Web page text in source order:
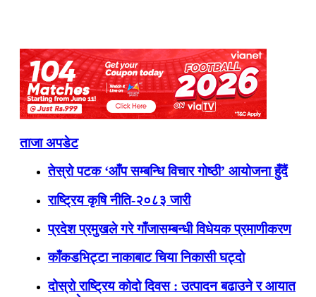
ताजा अपडेट
तेस्रो पटक ‘आँप सम्बन्धि विचार गोष्ठी’ आयोजना हुँदैं
राष्ट्रिय कृषि नीति-२०८३ जारी
प्रदेश प्रमुखले गरे गाँजासम्बन्धी विधेयक प्रमाणीकरण
काँकडभिट्टा नाकाबाट चिया निकासी घट्दो
दोस्रो राष्ट्रिय कोदो दिवस : उत्पादन बढाउने र आयात